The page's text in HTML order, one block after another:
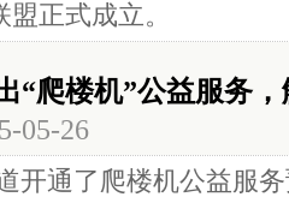
正式成立。
“爬楼机”公益服务
05-26
开通了爬楼机公益服